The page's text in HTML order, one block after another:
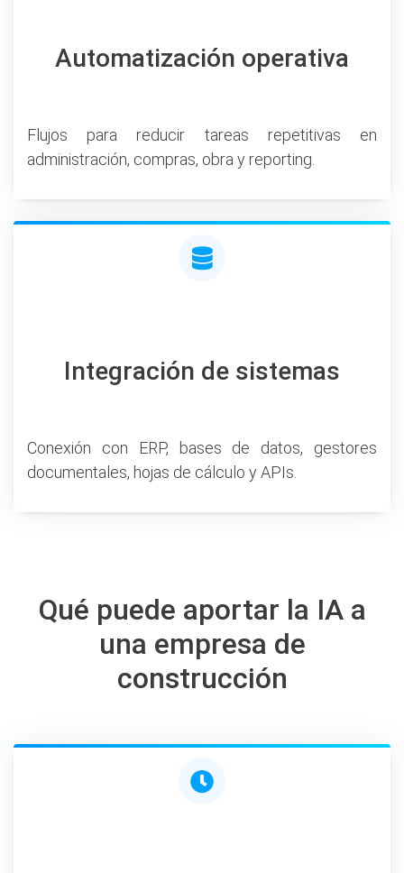
Automatización operativa
Flujos para reducir tareas repetitivas en
administración, compras, obra y reporting.
Integración de sistemas
Conexión con ERP, bases de datos, gestores
documentales, hojas de cálculo y APIs.
Qué puede aportar la IA a
una empresa de
construcción